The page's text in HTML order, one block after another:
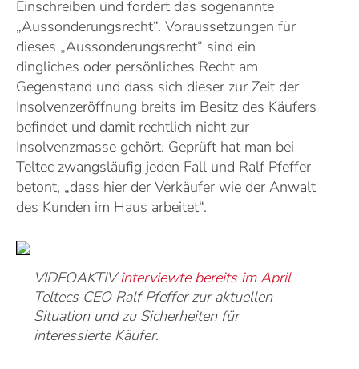
Einschreiben und fordert das sogenannte
„Aussonderungsrecht“. Voraussetzungen für
dieses „Aussonderungsrecht“ sind ein
dingliches oder persönliches Recht am
Gegenstand und dass sich dieser zur Zeit der
Insolvenzeröffnung breits im Besitz des Käufers
befindet und damit rechtlich nicht zur
Insolvenzmasse gehört. Geprüft hat man bei
Teltec zwangsläufig jeden Fall und Ralf Pfeffer
betont, „dass hier der Verkäufer wie der Anwalt
des Kunden im Haus arbeitet“.
VIDEOAKTIVinterviewte bereits im April
Teltecs CEO Ralf Pfeffer zur aktuellen
Situation und zu Sicherheiten für
interessierte Käufer.